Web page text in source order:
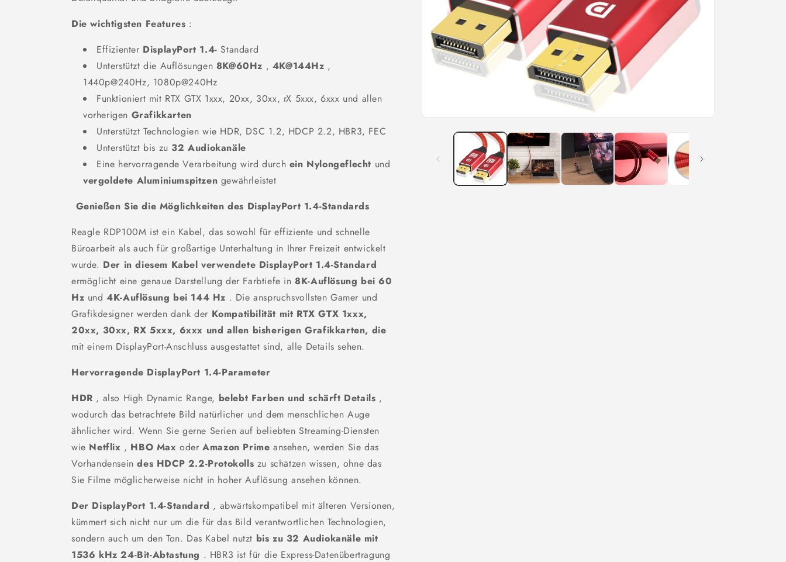
öffnen
Die wichtigsten Features :
Effizienter DisplayPort 1.4- Standard
Unterstützt die Auflösungen 8K@60Hz , 4K@144Hz ,
1440p@240Hz, 1080p@240Hz
Funktioniert mit RTX GTX 1xxx, 20xx, 30xx, rX 5xxx, 6xxx und allen
vorherigen Grafikkarten
Unterstützt Technologien wie HDR, DSC 1.2, HDCP 2.2, HBR3, FEC
Unterstützt bis zu 32 Audiokanäle
Eine hervorragende Verarbeitung wird durch ein Nylongeflecht und
vergoldete Aluminiumspitzen gewährleistet
Genießen Sie die Möglichkeiten des DisplayPort 1.4-Standards
Reagle RDP100M ist ein Kabel, das sowohl für effiziente und schnelle
Büroarbeit als auch für großartige Unterhaltung in Ihrer Freizeit entwickelt
wurde. Der in diesem Kabel verwendete DisplayPort 1.4-Standard
ermöglicht eine genaue Darstellung der Farbtiefe in 8K-Auflösung bei 60
Hz und4K-Auflösung bei 144 Hz . Die anspruchsvollsten Gamer und
Grafikdesigner werden dank der Kompatibilität mit RTX GTX 1xxx,
20xx, 30xx, RX 5xxx, 6xxx und allen bisherigen Grafikkarten, die
mit einem DisplayPort-Anschluss ausgestattet sind, alle Details sehen.
Hervorragende DisplayPort 1.4-Parameter
HDR , also High Dynamic Range, belebt Farben und schärft Details ,
wodurch das betrachtete Bild natürlicher und dem menschlichen Auge
ähnlicher wird. Wenn Sie gerne Serien auf beliebten Streaming-Diensten
wie Netflix , HBO Max oderAmazon Prime ansehen, werden Sie das
Vorhandenseindes HDCP 2.2-Protokolls zu schätzen wissen, ohne das
Sie Filme möglicherweise nicht in hoher Auflösung ansehen können.
Der DisplayPort 1.4-Standard , abwärtskompatibel mit älteren Versionen,
kümmert sich nicht nur um die für das Bild verantwortlichen Technologien,
sondern auch um den Ton. Das Kabel nutzt bis zu 32 Audiokanäle mit
1536 kHz 24-Bit-Abtastung . HBR3 ist für die Express-Datenübertragung